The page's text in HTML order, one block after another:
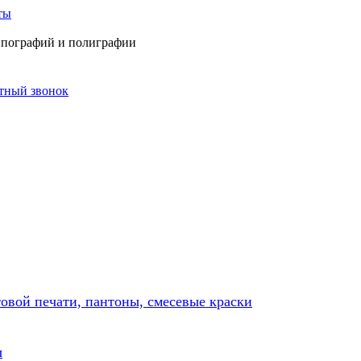
и полиграфии
звонок
печати, пантоны, смесевые краски